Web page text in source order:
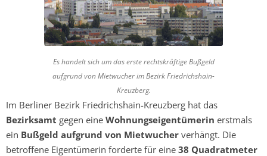
Es handelt sich um das erste rechtskräftige Bußgeld
aufgrund von Mietwucher im Bezirk Friedrichshain-
Kreuzberg.
Im Berliner Bezirk Friedrichshain-Kreuzberg hat das
Bezirksamt gegen eine Wohnungseigentümerin erstmals
ein Bußgeld aufgrund von Mietwucher verhängt. Die
betroffene Eigentümerin forderte für eine 38 Quadratmeter